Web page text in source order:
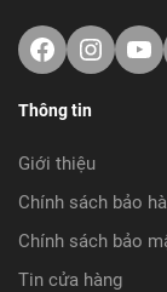
Facebook
Thông tin
Giới thiệu
Chính sách bảo
Chính sách bảo
Tin cửa hàng